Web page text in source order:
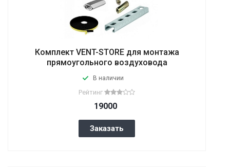
Комплект VENT-STORE для монтажа
прямоугольного воздуховода
В наличии
Рейтинг
19000
Заказать